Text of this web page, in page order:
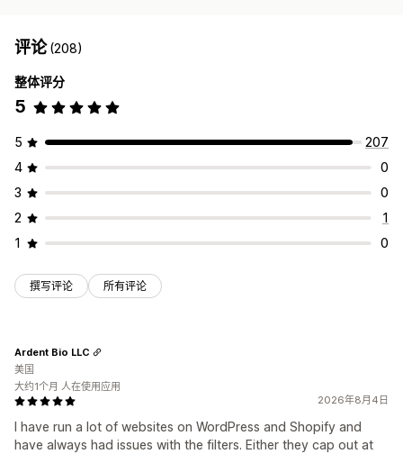
评论(208)
整体评分
5
5
207
4
0
3
0
2
1
1
0
撰写评论 所有评论
2026年8月4日
I have run a lot of websites on WordPress and Shopify and
have always had issues with the filters. Either they cap out at
Ardent Bio LLC
美国
大约1个月 人在使用应用